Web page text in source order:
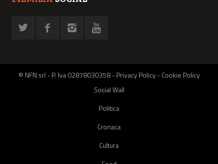
© NFN srl - P. Iva 02878030358 -Privacy Policy-Cookie Policy
Social Wall
Politica
Cronaca
Cultura